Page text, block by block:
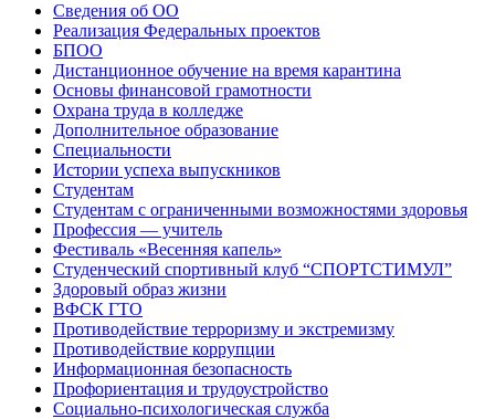
Сведения об ОО
Реализация Федеральных проектов
БПОО
Дистанционное обучение на время карантина
Основы финансовой грамотности
Охрана труда в колледже
Дополнительное образование
Специальности
Истории успеха выпускников
Студентам
Студентам с ограниченными возможностями здоровья
Профессия — учитель
Фестиваль «Весенняя капель»
Студенческий спортивный клуб “СПОРТСТИМУЛ”
Здоровый образ жизни
ВФСК ГТО
Противодействие терроризму и экстремизму
Противодействие коррупции
Информационная безопасность
Профориентация и трудоустройство
Социально-психологическая служба